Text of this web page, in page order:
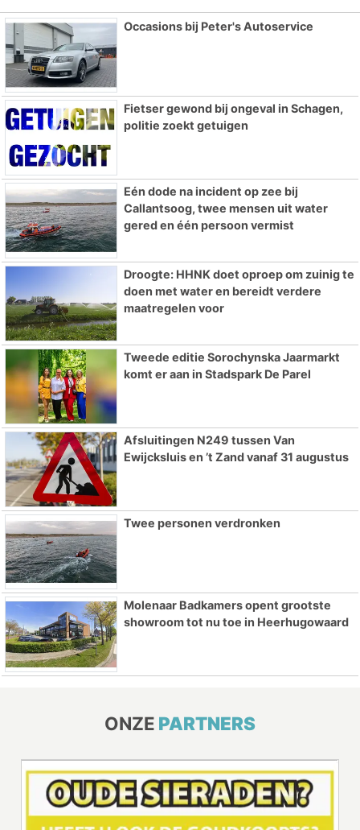
Occasions bij Peter's Autoservice
Fietser gewond bij ongeval in Schagen,
politie zoekt getuigen
Eén dode na incident op zee bij
Callantsoog, twee mensen uit water
gered en één persoon vermist
Droogte: HHNK doet oproep om zuinig te
doen met water en bereidt verdere
maatregelen voor
Tweede editie Sorochynska Jaarmarkt
komt er aan in Stadspark De Parel
Afsluitingen N249 tussen Van
Ewijcksluis en ’t Zand vanaf 31 augustus
Twee personen verdronken
Molenaar Badkamers opent grootste
showroom tot nu toe in Heerhugowaard
ONZE PARTNERS